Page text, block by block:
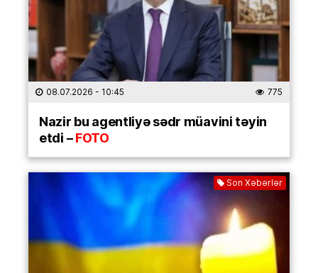
08.07.2026 - 10:45 775
Nazir bu agentliyə sədr müavini təyin
etdi –FOTO
Son Xəbərlər